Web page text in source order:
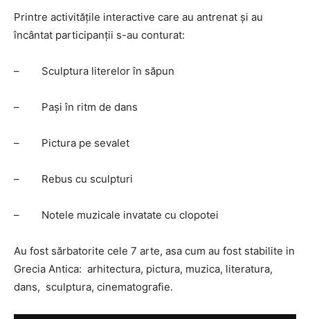
Printre activitățile interactive care au antrenat și au
încântat participanții s-au conturat:
– Sculptura literelor în săpun
– Pași în ritm de dans
– Pictura pe sevalet
– Rebus cu sculpturi
– Notele muzicale invatate cu clopotei
Au fost sărbatorite cele 7 arte, asa cum au fost stabilite in
Grecia Antica: arhitectura, pictura, muzica, literatura,
dans, sculptura, cinematografie.